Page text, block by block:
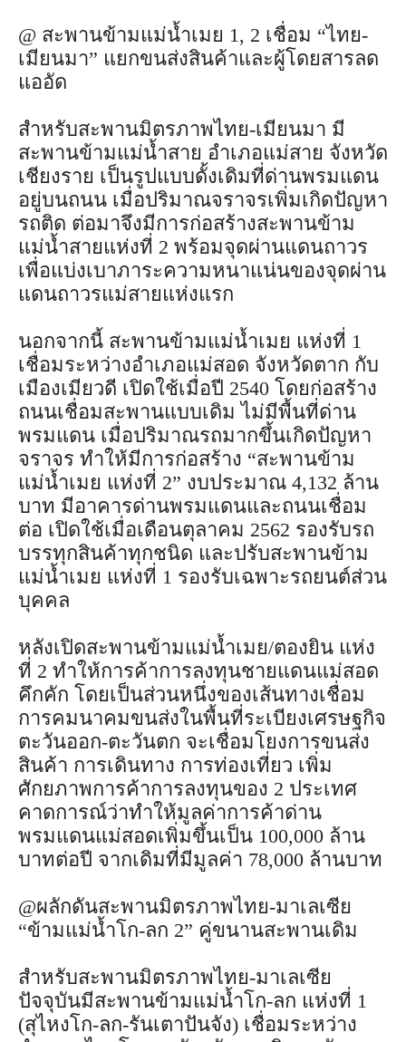
@ สะพานข้ามแม่น้ำเมย 1, 2 เชื่อม “ไทย-
เมียนมา” แยกขนส่งสินค้าและผู้โดยสารลด
แออัด
สำหรับสะพานมิตรภาพไทย-เมียนมา มี
สะพานข้ามแม่น้ำสาย อำเภอแม่สาย จังหวัด
เชียงราย เป็นรูปแบบดั้งเดิมที่ด่านพรมแดน
อยู่บนถนน เมื่อปริมาณจราจรเพิ่มเกิดปัญหา
รถติด ต่อมาจึงมีการก่อสร้างสะพานข้าม
แม่น้ำสายแห่งที่ 2 พร้อมจุดผ่านแดนถาวร
เพื่อแบ่งเบาภาระความหนาแน่นของจุดผ่าน
แดนถาวรแม่สายแห่งแรก
นอกจากนี้ สะพานข้ามแม่น้ำเมย แห่งที่ 1
เชื่อมระหว่างอำเภอแม่สอด จังหวัดตาก กับ
เมืองเมียวดี เปิดใช้เมื่อปี 2540 โดยก่อสร้าง
ถนนเชื่อมสะพานแบบเดิม ไม่มีพื้นที่ด่าน
พรมแดน เมื่อปริมาณรถมากขึ้นเกิดปัญหา
จราจร ทำให้มีการก่อสร้าง “สะพานข้าม
แม่น้ำเมย แห่งที่ 2” งบประมาณ 4,132 ล้าน
บาท มีอาคารด่านพรมแดนและถนนเชื่อม
ต่อ เปิดใช้เมื่อเดือนตุลาคม 2562 รองรับรถ
บรรทุกสินค้าทุกชนิด และปรับสะพานข้าม
แม่น้ำเมย แห่งที่ 1 รองรับเฉพาะรถยนต์ส่วน
บุคคล
หลังเปิดสะพานข้ามแม่น้ำเมย/ตองยิน แห่ง
ที่ 2 ทำให้การค้าการลงทุนชายแดนแม่สอด
คึกคัก โดยเป็นส่วนหนึ่งของเส้นทางเชื่อม
การคมนาคมขนส่งในพื้นที่ระเบียงเศรษฐกิจ
ตะวันออก-ตะวันตก จะเชื่อมโยงการขนส่ง
สินค้า การเดินทาง การท่องเที่ยว เพิ่ม
ศักยภาพการค้าการลงทุนของ 2 ประเทศ
คาดการณ์ว่าทำให้มูลค่าการค้าด่าน
พรมแดนแม่สอดเพิ่มขึ้นเป็น 100,000 ล้าน
บาทต่อปี จากเดิมที่มีมูลค่า 78,000 ล้านบาท
@ผลักดันสะพานมิตรภาพไทย-มาเลเซีย
“ข้ามแม่น้ำโก-ลก 2” คู่ขนานสะพานเดิม
สำหรับสะพานมิตรภาพไทย-มาเลเซีย
ปัจจุบันมีสะพานข้ามแม่น้ำโก-ลก แห่งที่ 1
(สุไหงโก-ลก-รันเตาปันจัง) เชื่อมระหว่าง